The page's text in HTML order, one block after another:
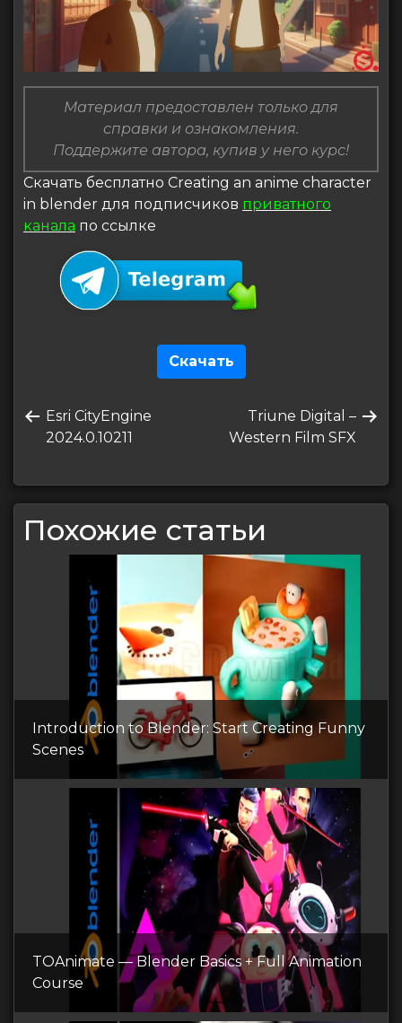
Материал предоставлен только для
справки и ознакомления.
Поддержите автора, купив у него курс!
Скачать бесплатно Creating an anime character
in blender для подписчиков приватного
канала по ссылке
Скачать
поПредыдущая
запись
Esri CityEngine
2024.0.10211
Следующая
запись
Triune Digital –
Western Film SFX
Похожие статьи
Introduction to Blender: Start Creating Funny
Scenes
TOAnimate — Blender Basics + Full Animation
Course